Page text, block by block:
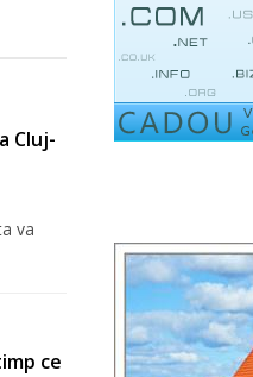
Cluj-
va
ce